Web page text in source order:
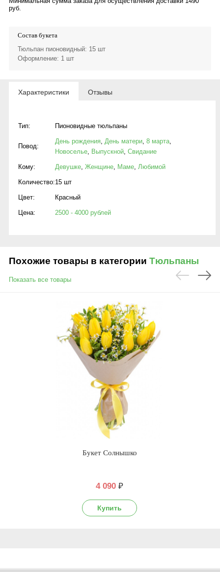
руб.
Состав букета
Тюльпан пионовидный: 15 шт
Оформление: 1 шт
Характеристики Отзывы
Тип: Пионовидные тюльпаны
Повод:
День рождения, День матери, 8 марта,
Новоселье, Выпускной, Свидание
Кому: Девушке, Женщине, Маме, Любимой
Количество:15 шт
Цвет: Красный
Цена: 2500 - 4000 рублей
Похожие товары в категории Тюльпаны
Показать все товары
Букет Солнышко
4 090 ₽